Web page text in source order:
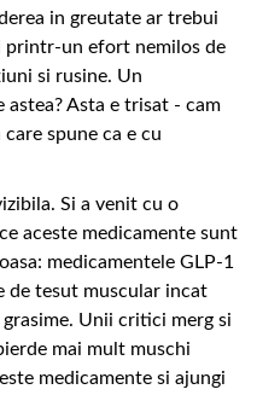
in greutate ar trebui
printr-un efort nemilos de
si rusine. Un
Asta e trisat - cam
spune ca e cu
Si a venit cu o
aceste medicamente sunt
medicamentele GLP-1
de tesut muscular incat
Unii critici merg si
mai mult muschi
medicamente si ajungi